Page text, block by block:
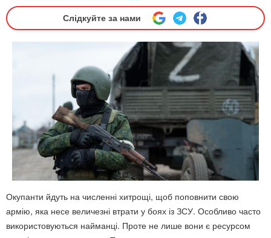
Слідкуйте за нами
Окупанти йдуть на численні хитрощі, щоб поповнити свою
армію, яка несе величезні втрати у боях із ЗСУ. Особливо часто
використовуються найманці. Проте не лише вони є ресурсом